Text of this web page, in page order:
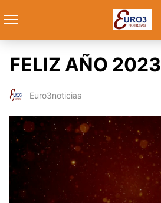
FELIZ AÑO 2023
Euro3noticias